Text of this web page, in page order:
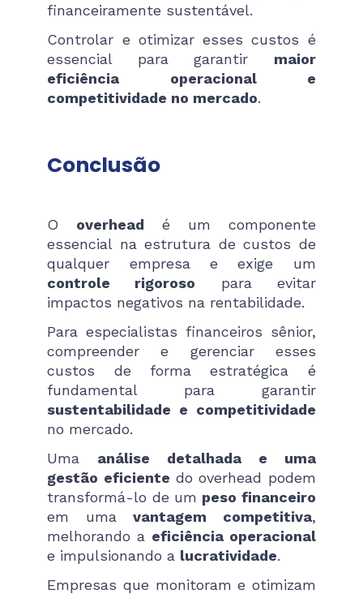
financeiramente sustentável.
Controlar e otimizar esses custos é
essencial para garantir maior
eficiência operacional e
competitividade no mercado.
Conclusão
O overhead é um componente
essencial na estrutura de custos de
qualquer empresa e exige um
controle rigoroso para evitar
impactos negativos na rentabilidade.
Para especialistas financeiros sênior,
compreender e gerenciar esses
custos de forma estratégica é
fundamental para garantir
sustentabilidade e competitividade
no mercado.
Uma análise detalhada e uma
gestão eficiente do overhead podem
transformá-lo de um peso financeiro
em umavantagem competitiva,
melhorando a eficiência operacional
e impulsionando a lucratividade.
Empresas que monitoram e otimizam